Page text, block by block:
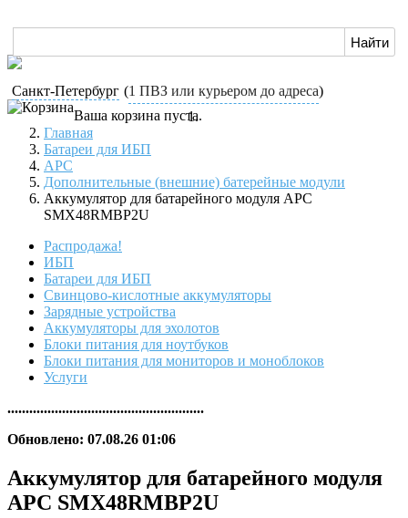
Санкт-Петербург (1 ПВЗ или курьером до адреса)
Ваша корзина пуста.
Главная
Батареи для ИБП
APC
Дополнительные (внешние) батерейные модули
Аккумулятор для батарейного модуля APC
SMX48RMBP2U
Распродажа!
ИБП
Батареи для ИБП
Свинцово-кислотные аккумуляторы
Зарядные устройства
Аккумуляторы для эхолотов
Блоки питания для ноутбуков
Блоки питания для мониторов и моноблоков
Услуги
......................................................
Обновлено: 07.08.26 01:06
Аккумулятор для батарейного модуля
APC SMX48RMBP2U